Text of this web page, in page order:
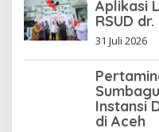
Aplikasi
RSUD
31 Juli 2026
Instansi
di Aceh